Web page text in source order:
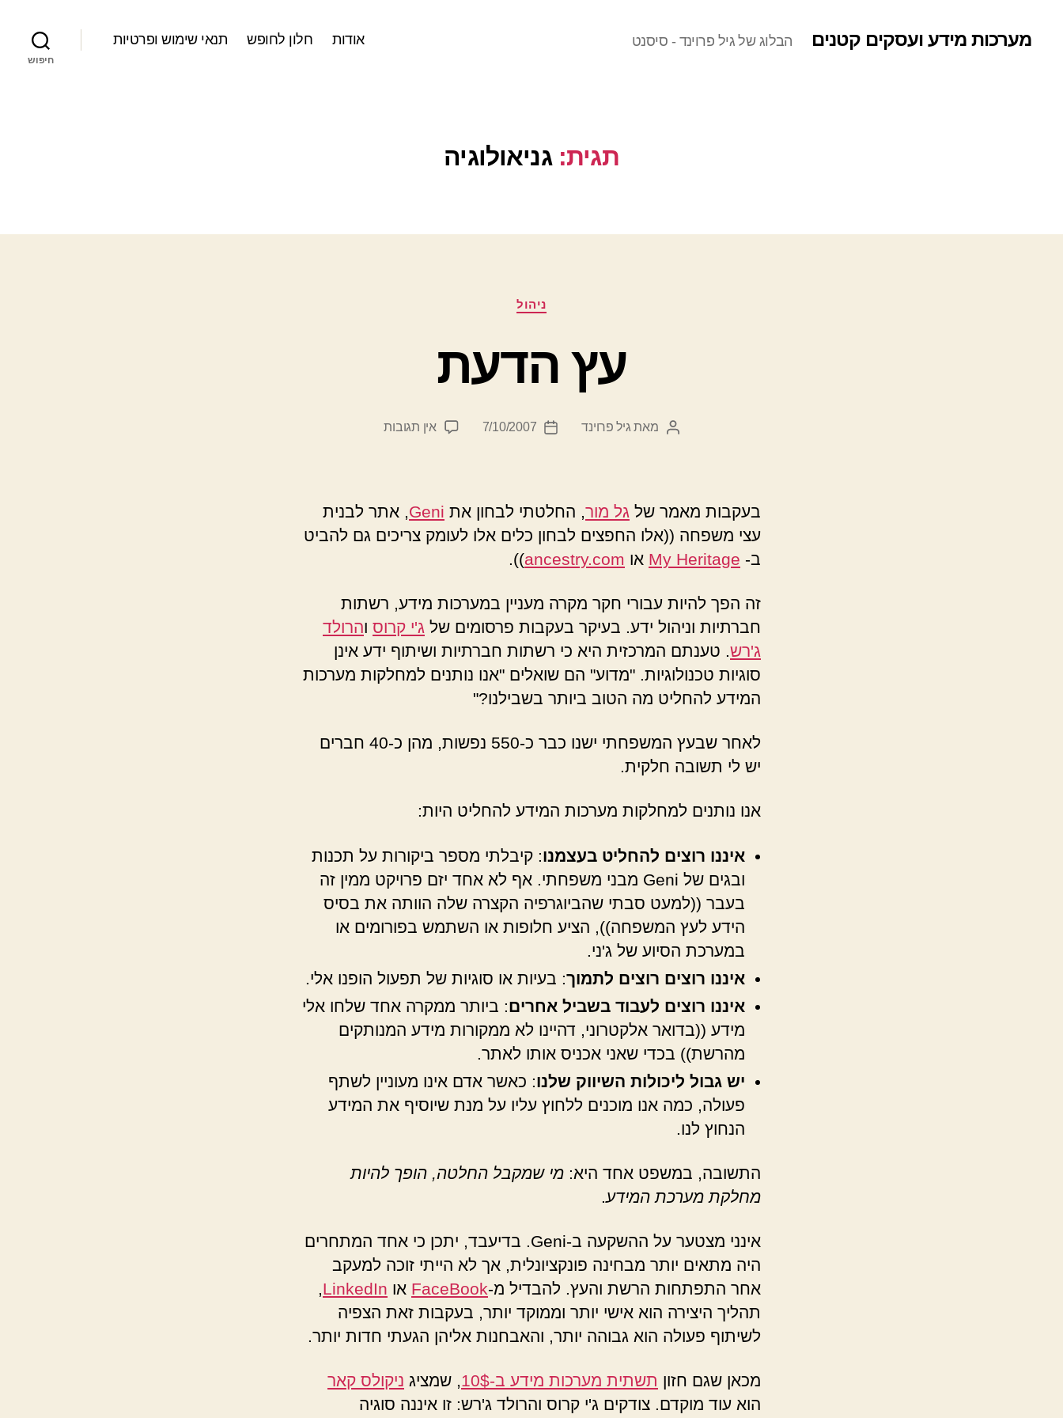
מערכות מידע ועסקים קטנים הבלוג של גיל פרוינד - סיסנט אודות חלון לחופש תנאי שימוש ופרטיות
חיפוש
תגית: גניאולוגיה
קטגוריותניהול
עץ הדעת
המחבר
מאת גיל פרוינד
תאריך7/10/2007 אין תגובותעל
בעקבות מאמר של גל מור , החלטתי לבחון את Geni , אתר לבנית
עצי משפחה ((אלו החפצים לבחון כלים אלו לעומק צריכים גם להביט
ב- My Heritage או ancestry.com
)).
זה הפך להיות עבורי חקר מקרה מעניין במערכות מידע, רשתות
חברתיות וניהול ידע. בעיקר בעקבות פרסומים של ג'י קרוס והרולד
ג'רש. טענתם המרכזית היא כי רשתות חברתיות ושיתוף ידע אינן
סוגיות טכנולוגיות. "מדוע" הם שואלים "אנו נותנים למחלקות מערכות
המידע להחליט מה הטוב ביותר בשבילנו?"
לאחר שבעץ המשפחתי ישנו כבר כ-550 נפשות, מהן כ-40 חברים
יש לי תשובה חלקית.
אנו נותנים למחלקות מערכות המידע להחליט היות:
איננו רוצים להחליט בעצמנו: קיבלתי מספר ביקורות על תכנות
ובגים של Geni מבני משפחתי. אף לא אחד יזם פרויקט ממין זה
בעבר ((למעט סבתי שהביוגרפיה הקצרה שלה הוותה את בסיס
הידע לעץ המשפחה)), הציע חלופות או השתמש בפורומים או
במערכת הסיוע של ג'ני.
איננו רוצים רוצים לתמוך: בעיות או סוגיות של תפעול הופנו אלי.
איננו רוצים לעבוד בשביל אחרים: ביותר ממקרה אחד שלחו אלי
מידע ((בדואר אלקטרוני, דהיינו לא ממקורות מידע המנותקים
מהרשת)) בכדי שאני אכניס אותו לאתר.
יש גבול ליכולות השיווק שלנו: כאשר אדם אינו מעוניין לשתף
פעולה, כמה אנו מוכנים ללחוץ עליו על מנת שיוסיף את המידע
הנחוץ לנו.
התשובה, במשפט אחד היא: מי שמקבל החלטה, הופך להיות
מחלקת מערכת המידע.
אינני מצטער על ההשקעה ב-Geni. בדיעבד, יתכן כי אחד המתחרים
היה מתאים יותר מבחינה פונקציונלית, אך לא הייתי זוכה למעקב
אחר התפתחות הרשת והעץ. להבדיל מ-FaceBook או LinkedIn
,
תהליך היצירה הוא אישי יותר וממוקד יותר, בעקבות זאת הצפיה
לשיתוף פעולה הוא גבוהה יותר, והאבחנות אליהן הגעתי חדות יותר.
מכאן שגם חזון תשתית מערכות מידע ב-10$ , שמציג ניקולס קאר
הוא עוד מוקדם. צודקים ג'י קרוס והרולד ג'רש: זו איננה סוגיה